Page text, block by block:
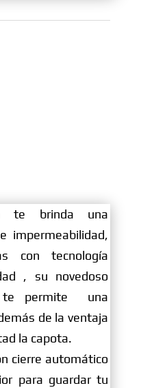
te brinda una
impermeabilidad,
con tecnología
, su novedoso
te permite una
de la ventaja
la capota.
cierre automático
para guardar tu